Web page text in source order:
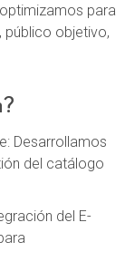
para
público objetivo,
Desarrollamos
del catálogo
del E-